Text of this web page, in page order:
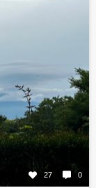
27 0